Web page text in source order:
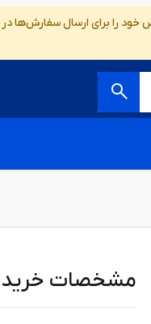
را برای ارسال سفارش‌ها در
مشخصات خرید